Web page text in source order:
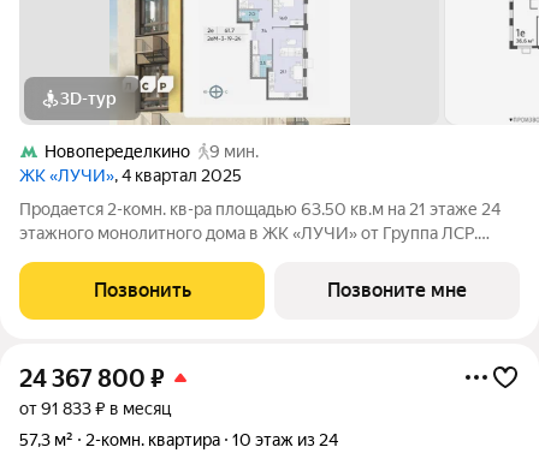
3D-тур
Новопеределкино
9 мин.
ЖК «ЛУЧИ», 4 квартал 2025
Продается 2-комн. кв-ра площадью 63.50 кв.м на 21 этаже 24
этажного монолитного дома в ЖК «ЛУЧИ» от Группа ЛСР.
самых зелёных и благоприятных для жизни районов столицы
Солнцево, который
Позвонить Позвоните мне
24 367 800 ₽
от 91 833 ₽ в месяц
57,3 м²
2-комн. квартира 10 этаж из 24